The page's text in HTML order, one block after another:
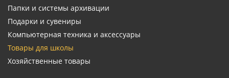
Папки и системы архивации
Подарки и сувениры
Компьютерная техника и аксессуары
Товары для школы
Хозяйственные товары